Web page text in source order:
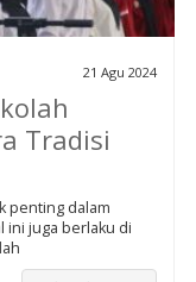
21 Agu 2024
Tradisi
penting dalam
ini juga berlaku di